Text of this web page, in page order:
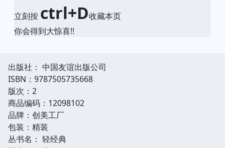
立刻按 ctrl+D收藏本页
你会得到大惊喜!!
出版社： 中国友谊出版公司
ISBN：9787505735668
版次：2
商品编码：12098102
品牌：创美工厂
包装：精装
丛书名： 轻经典